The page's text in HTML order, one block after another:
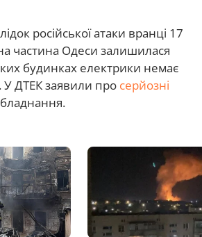
російської атаки вранці 17
частина Одеси залишилася
будинках електрики немає
ДТЕК заявили про серйозні